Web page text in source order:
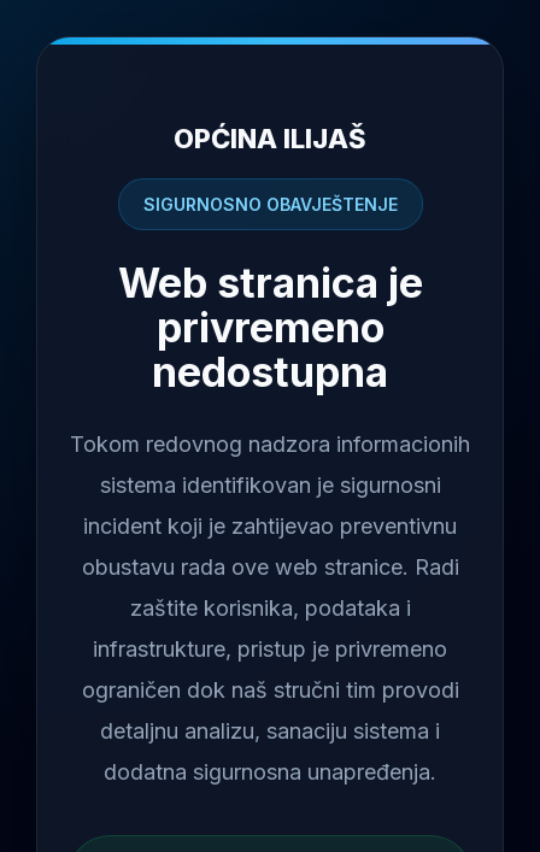
OPĆINA ILIJAŠ
SIGURNOSNO OBAVJEŠTENJE
Web stranica je
privremeno
nedostupna
Tokom redovnog nadzora informacionih
sistema identifikovan je sigurnosni
incident koji je zahtijevao preventivnu
obustavu rada ove web stranice. Radi
zaštite korisnika, podataka i
infrastrukture, pristup je privremeno
ograničen dok naš stručni tim provodi
detaljnu analizu, sanaciju sistema i
dodatna sigurnosna unapređenja.